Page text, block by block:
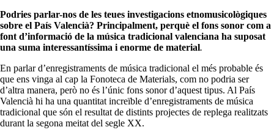
Podries parlar-nos de les teues investigacions etnomusicològiques
sobre el País Valencià? Principalment, perquè el fons sonor com a
font d’informació de la música tradicional valenciana ha suposat
una suma interessantíssima i enorme de material.
En parlar d’enregistraments de música tradicional el més probable és
que ens vinga al cap la Fonoteca de Materials, com no podria ser
d’altra manera, però no és l’únic fons sonor d’aquest tipus. Al País
Valencià hi ha una quantitat increïble d’enregistraments de música
tradicional que són el resultat de distints projectes de replega realitzats
durant la segona meitat del segle XX.